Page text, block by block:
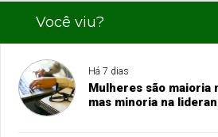
Você viu?
Há 7 dias
Mulheres são maioria
mas minoria na